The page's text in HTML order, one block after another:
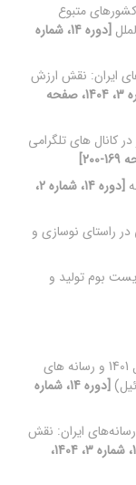
متبوع
[دوره 14، شماره
ایران: نقش ارزش
[دوره 14، شماره 3، 1404، صفحه
کانال های تلگرامی
[دوره 14، شماره 2،
راستای نوسازی و
بوم تولید و
دیپلماسی گفتمانی اغتشاشات سال 1401 و رسانه های
[دوره 14، شماره
ایران: نقش
[دوره 14، شماره 3، 1404،